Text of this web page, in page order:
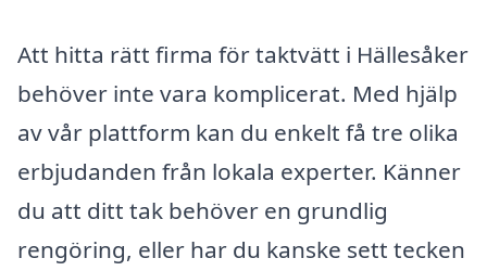
Att hitta rätt firma för taktvätt i Hällesåker
behöver inte vara komplicerat. Med hjälp
av vår plattform kan du enkelt få tre olika
erbjudanden från lokala experter. Känner
du att ditt tak behöver en grundlig
rengöring, eller har du kanske sett tecken